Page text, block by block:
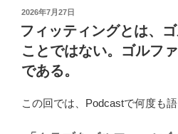
パ
ッ
ケ
ー
ジ
変
投
稿
日:
2026年7月27日
フィッティングとは、
ことではない。ゴルフ
である。
この回では、Podcastで何度も